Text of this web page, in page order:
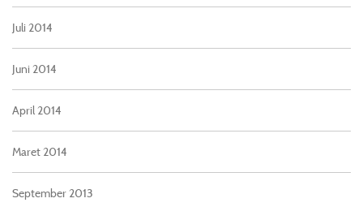
Juli 2014
Juni 2014
April 2014
Maret 2014
September 2013